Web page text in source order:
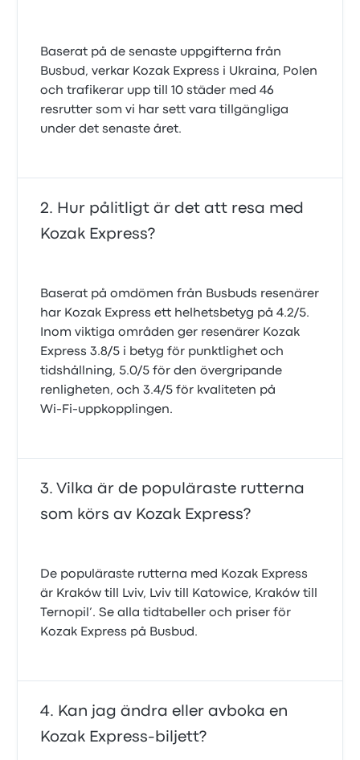
Baserat på de senaste uppgifterna från
Busbud, verkar Kozak Express i Ukraina, Polen
och trafikerar upp till 10 städer med 46
resrutter som vi har sett vara tillgängliga
under det senaste året.
Hur pålitligt är det att resa med
Kozak Express?
Baserat på omdömen från Busbuds resenärer
har Kozak Express ett helhetsbetyg på 4.2/5.
Inom viktiga områden ger resenärer Kozak
Express 3.8/5 i betyg för punktlighet och
tidshållning, 5.0/5 för den övergripande
renligheten, och 3.4/5 för kvaliteten på
Wi‑Fi‑uppkopplingen.
Vilka är de populäraste rutterna
som körs av Kozak Express?
De populäraste rutterna med Kozak Express
är Kraków till Lviv, Lviv till Katowice, Kraków till
Ternopil’. Se alla tidtabeller och priser för
Kozak Express på Busbud.
Kan jag ändra eller avboka en
Kozak Express-biljett?